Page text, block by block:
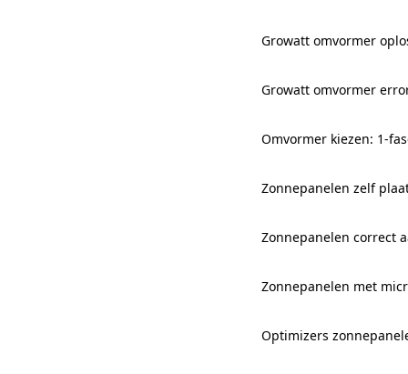
Growatt omvormer
Growatt omvormer
Omvormer kiezen: 1-
Zonnepanelen zelf
Zonnepanelen correct
Zonnepanelen met
Optimizers